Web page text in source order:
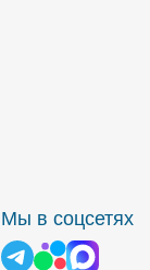
Мы в соцсетях